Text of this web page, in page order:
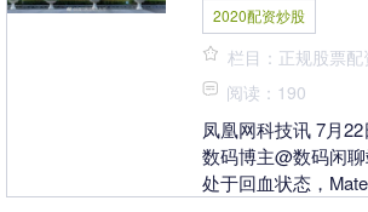
2020配资炒股
栏目：正规股票配
阅读：190
凤凰网科技讯 7月
数码博主@数码闲
处于回血状态，